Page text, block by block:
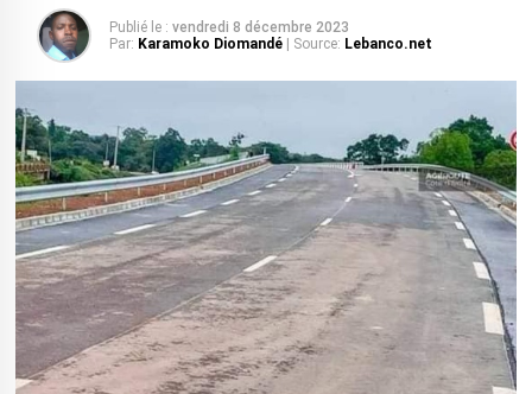
Publié le : vendredi 8 décembre 2023
Par: Karamoko Diomandé | Source: Lebanco.net